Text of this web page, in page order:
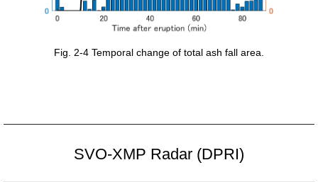
Fig. 2-4 Temporal change of total ash fall area.
SVO-XMP Radar (DPRI)